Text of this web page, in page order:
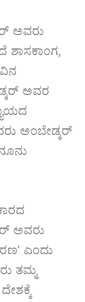
ಅವರು
ಶಾಸಕಾಂಗ,
ಅವರ
ಅಂಬೇಡ್ಕರ್
ಅವರು
ಎಂದು
ತಮ್ಮ